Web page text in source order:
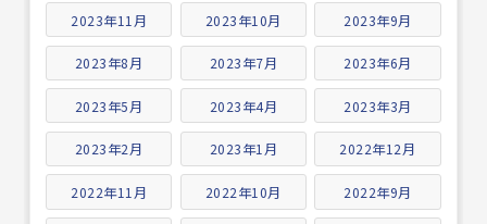
2023年11月 2023年10月 2023年9月
2023年8月 2023年7月 2023年6月
2023年5月 2023年4月 2023年3月
2023年2月 2023年1月 2022年12月
2022年11月 2022年10月 2022年9月